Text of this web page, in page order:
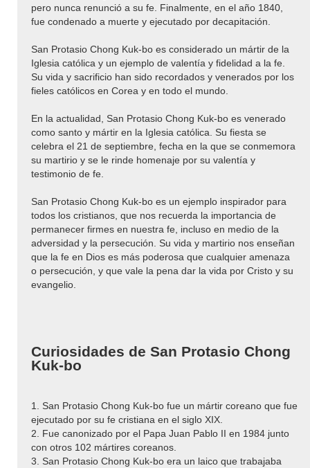
pero nunca renunció a su fe. Finalmente, en el año 1840,
fue condenado a muerte y ejecutado por decapitación.
San Protasio Chong Kuk-bo es considerado un mártir de la
Iglesia católica y un ejemplo de valentía y fidelidad a la fe.
Su vida y sacrificio han sido recordados y venerados por los
fieles católicos en Corea y en todo el mundo.
En la actualidad, San Protasio Chong Kuk-bo es venerado
como santo y mártir en la Iglesia católica. Su fiesta se
celebra el 21 de septiembre, fecha en la que se conmemora
su martirio y se le rinde homenaje por su valentía y
testimonio de fe.
San Protasio Chong Kuk-bo es un ejemplo inspirador para
todos los cristianos, que nos recuerda la importancia de
permanecer firmes en nuestra fe, incluso en medio de la
adversidad y la persecución. Su vida y martirio nos enseñan
que la fe en Dios es más poderosa que cualquier amenaza
o persecución, y que vale la pena dar la vida por Cristo y su
evangelio.
Curiosidades de San Protasio Chong
Kuk-bo
1. San Protasio Chong Kuk-bo fue un mártir coreano que fue
ejecutado por su fe cristiana en el siglo XIX.
2. Fue canonizado por el Papa Juan Pablo II en 1984 junto
con otros 102 mártires coreanos.
3. San Protasio Chong Kuk-bo era un laico que trabajaba